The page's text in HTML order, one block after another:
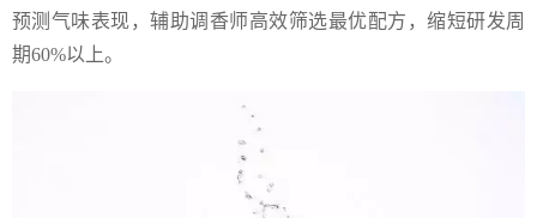
预测气味表现，辅助调香师高效筛选最优配方，缩短研发周
期60%以上。